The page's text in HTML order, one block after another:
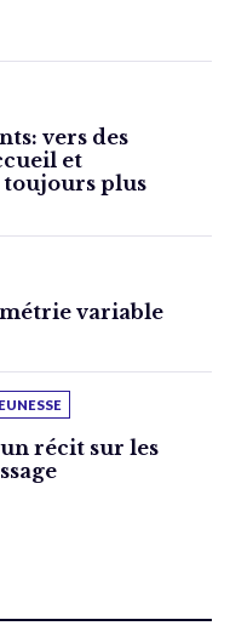
vers des
et
toujours plus
variable
récit sur les